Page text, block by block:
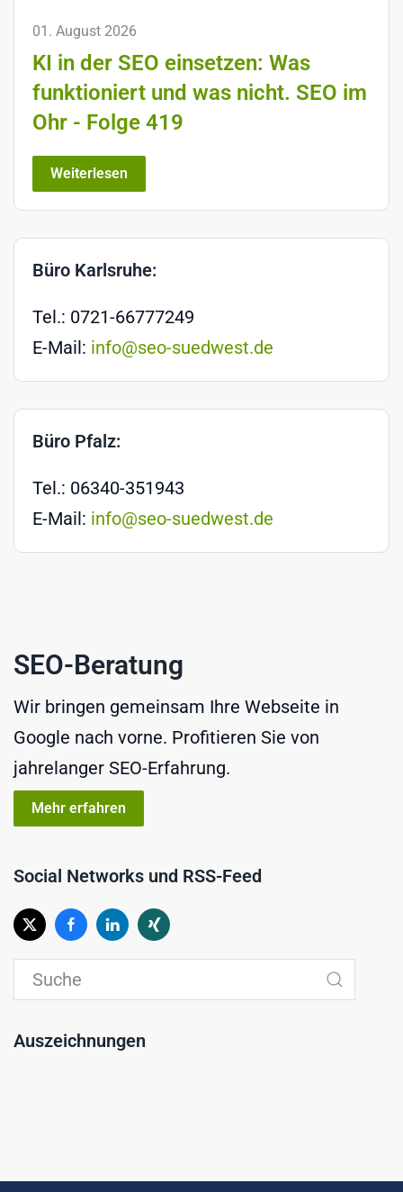
01. August 2026
KI in der SEO einsetzen: Was
funktioniert und was nicht. SEO im
Ohr - Folge 419
Weiterlesen
Büro Karlsruhe:
Tel.: 0721-66777249
E-Mail: info@seo-suedwest.de
Büro Pfalz:
Tel.: 06340-351943
E-Mail: info@seo-suedwest.de
SEO-Beratung
Wir bringen gemeinsam Ihre Webseite in
Google nach vorne. Profitieren Sie von
jahrelanger SEO-Erfahrung.
Mehr erfahren
Social Networks und RSS-Feed
Auszeichnungen